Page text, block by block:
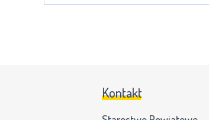
Kontakt